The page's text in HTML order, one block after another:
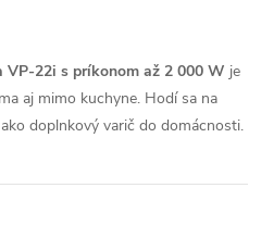
VP-22i s príkonom až 2 000 W je
aj mimo kuchyne. Hodí sa na
doplnkový varič do domácnosti.